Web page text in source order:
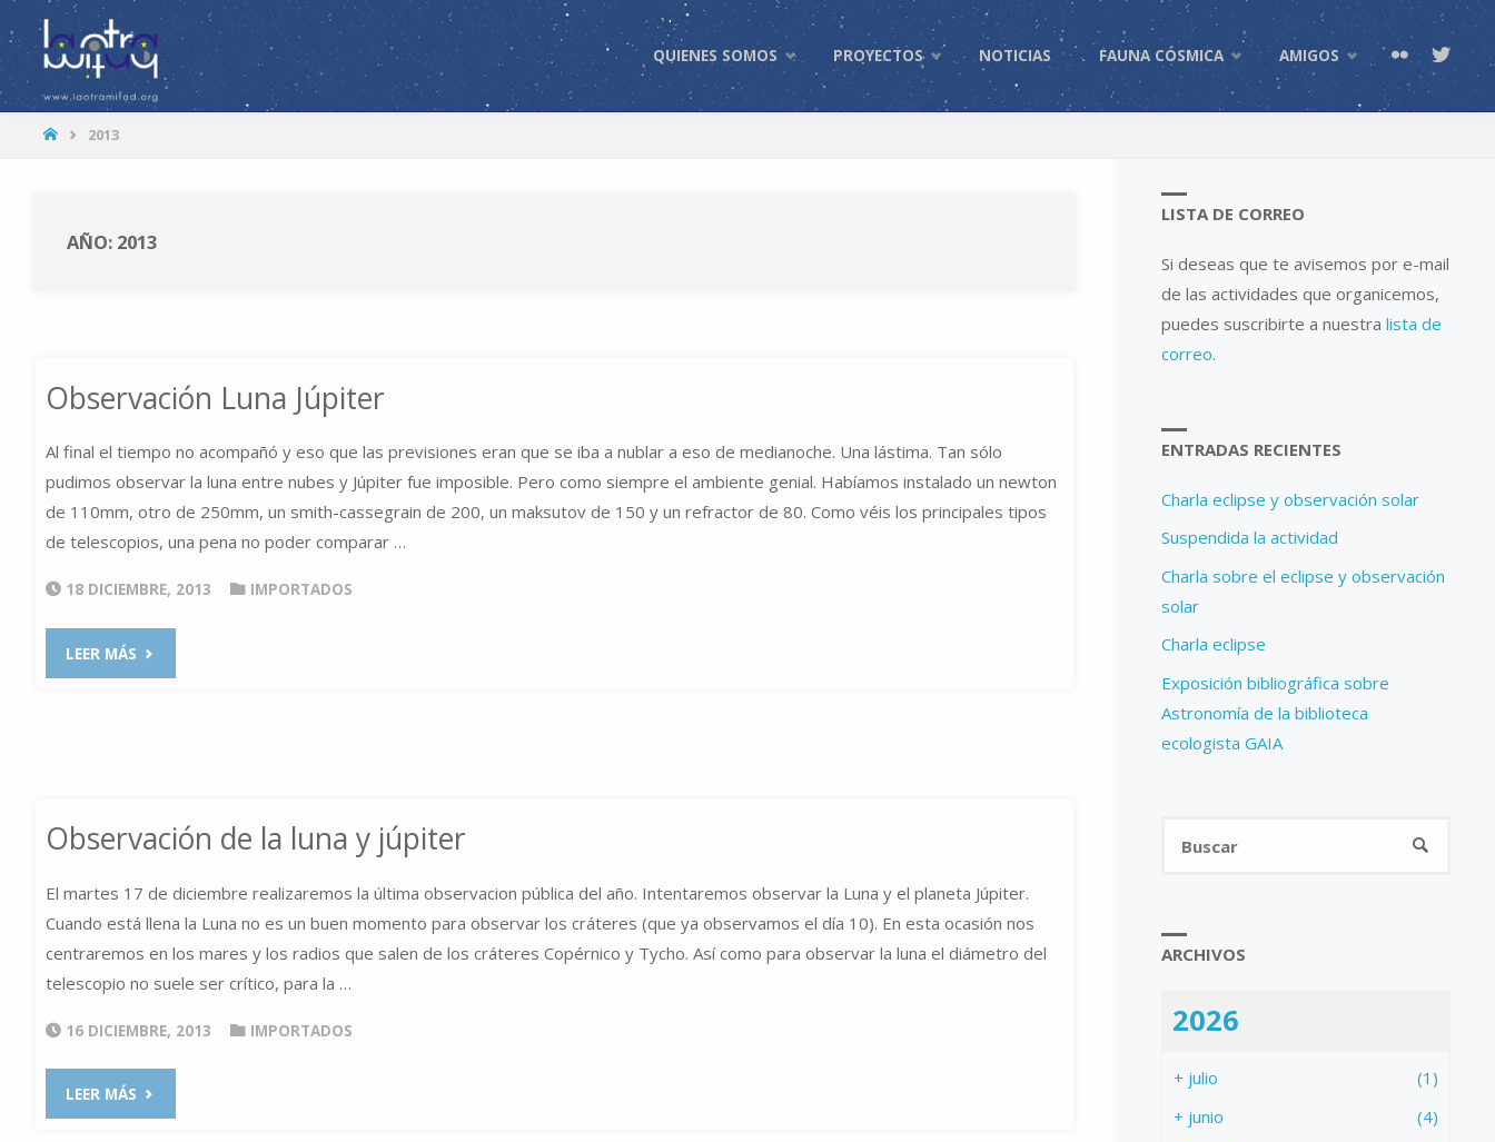
LA
OTRA
MITAD
Skip
to
QUIENES SOMOS PROYECTOS NOTICIAS FAUNA CÓSMICA AMIGOS
HOME2013
AÑO: 2013
Observación Luna Júpiter
Al final el tiempo no acompañó y eso que las previsiones eran que se iba a nublar a eso de medianoche. Una lástima. Tan sólo
pudimos observar la luna entre nubes y Júpiter fue imposible. Pero como siempre el ambiente genial. Habíamos instalado un newton
de 110mm, otro de 250mm, un smith-cassegrain de 200, un maksutov de 150 y un refractor de 80. Como véis los principales tipos
de telescopios, una pena no poder comparar …
18 DICIEMBRE, 2013 IMPORTADOS
LEER MÁS "OBSERVACIÓN
Observación de la luna y júpiter
El martes 17 de diciembre realizaremos la última observacion pública del año. Intentaremos observar la Luna y el planeta Júpiter.
Cuando está llena la Luna no es un buen momento para observar los cráteres (que ya observamos el día 10). En esta ocasión nos
centraremos en los mares y los radios que salen de los cráteres Copérnico y Tycho. Así como para observar la luna el diámetro del
telescopio no suele ser crítico, para la …
16 DICIEMBRE, 2013 IMPORTADOS
LEER MÁS "OBSERVACIÓN
LISTA DE CORREO
Si deseas que te avisemos por e-mail
de las actividades que organicemos,
puedes suscribirte a nuestralista de
correo.
ENTRADAS RECIENTES
Charla eclipse y observación solar
Suspendida la actividad
Charla sobre el eclipse y observación
solar
Charla eclipse
Exposición bibliográfica sobre
Astronomía de la biblioteca
ecologista GAIA
BUSCAR
ARCHIVOS
2026
+ julio
(1)
+ junio
(4)